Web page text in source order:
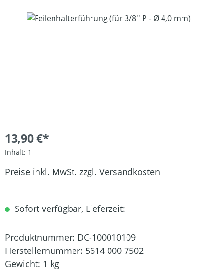
Bildergalerie überspringen
13,90 €*
Inhalt: 1
Preise inkl. MwSt. zzgl. Versandkosten
Sofort verfügbar, Lieferzeit:
Produktnummer: DC-100010109
Herstellernummer: 5614 000 7502
Gewicht: 1 kg